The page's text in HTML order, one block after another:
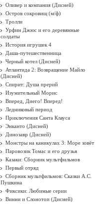
Оливер и компания (Дисней)
Остров сокровищ (м/ф)
Тролли
Урфин Джюс и его деревянные
солдаты
История игрушек 4
Даша-путешественница
Черный котел (Дисней)
Атлантида 2: Возвращение Майло
(Дисней)
Спирит: Душа прерий
Изумительный Морис
Вперед, Диего! Вперед!
Ледниковый период
Приключения Санта Клауса
Энканто (Дисней)
Динозавр (Дисней)
Монстры на каникулах 3: Море зовёт
Паровозик Томас и его друзья
Казаки: Сборник мультфильмов
Первый отряд
Сборник мультфильмов: Сказки А.С.
Пушкина
Фиксики: Любимые серии
Винни и Слонотоп (Дисней)